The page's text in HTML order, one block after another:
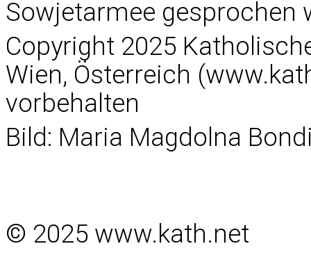
Sowjetarmee gesprochen
Copyright 2025
Wien, Österreich
vorbehalten
Bild: Maria Magdolna
© 2025 www.kath.net